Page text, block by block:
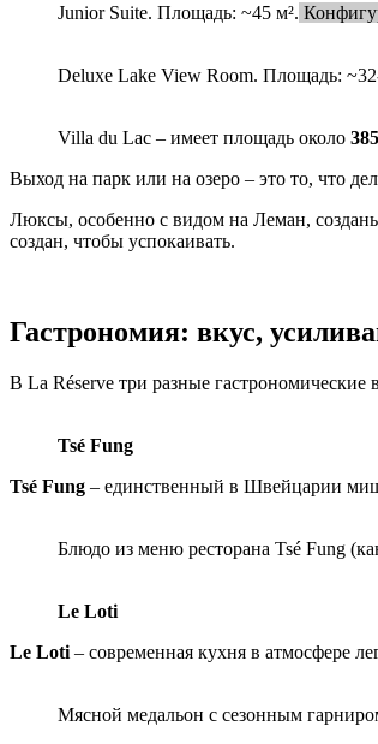
Junior Suite. Площадь: ~45 м².
Deluxe Lake View Room. Площадь:
Villa du Lac – имеет площадь около
Выход на парк или на озеро – это то, что
Люксы, особенно с видом на Леман,
создан, чтобы успокаивать.
Гастрономия: вкус,
В La Réserve три разные гастрономические
Tsé Fung
Tsé Fung – единственный в Швейцарии
Блюдо из меню ресторана Tsé Fung
Le Loti
Le Loti – современная кухня в атмосфере
Мясной медальон с сезонным